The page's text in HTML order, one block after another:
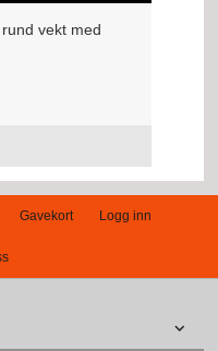
vekt med
Gavekort Logg inn